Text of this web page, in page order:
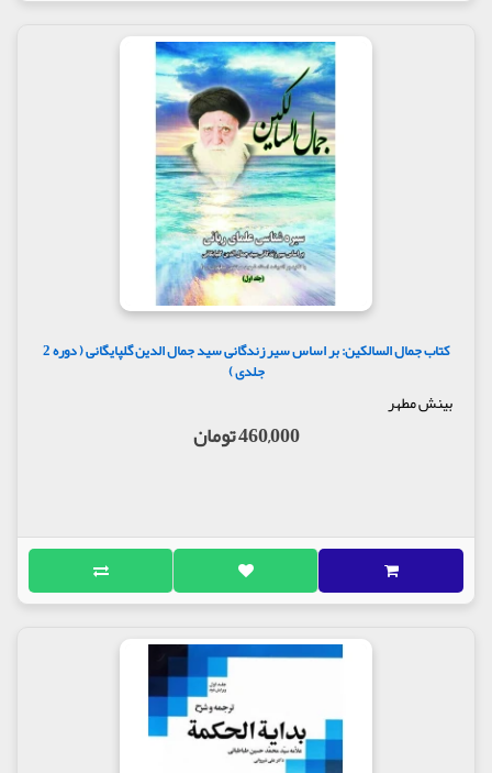
کتاب جمال السالکین: بر اساس سیر زندگانی سید جمال الدین گلپایگانی ( دوره 2
جلدی )
بینش مطهر
460,000 تومان